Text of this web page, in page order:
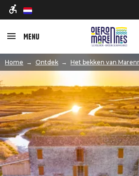
nl
Menu
Home Ontdek Het bekken van